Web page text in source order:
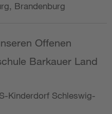
Brandenburg
Offenen
Barkauer Land
Kinderdorf Schleswig-